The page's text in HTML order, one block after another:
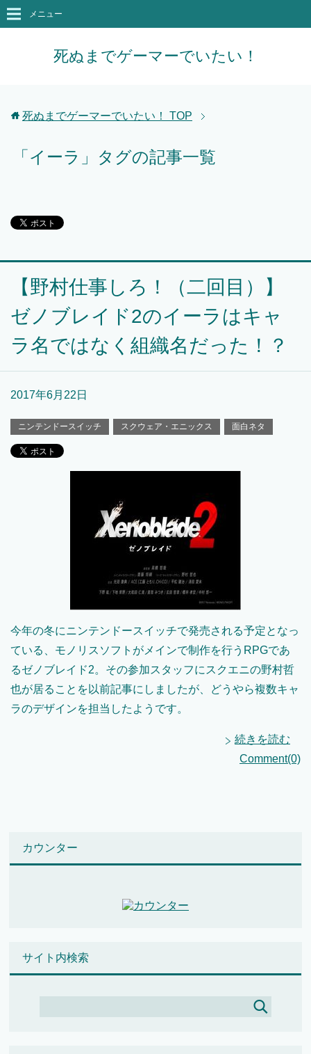
死ぬまでゲーマーでいたい！
メニュー
死ぬまでゲーマーでいたい！ TOP
「イーラ」タグの記事一覧
【野村仕事しろ！（二回目）】
ゼノブレイド2のイーラはキャ
ラ名ではなく組織名だった！？
2017年6月22日
ニンテンドースイッチ スクウェア・エニックス 面白ネタ
今年の冬にニンテンドースイッチで発売される予定となっ
ている、モノリスソフトがメインで制作を行うRPGであ
るゼノブレイド2。その参加スタッフにスクエニの野村哲
也が居ることを以前記事にしましたが、どうやら複数キャ
ラのデザインを担当したようです。
続きを読む
Comment(0)
カウンター
サイト内検索